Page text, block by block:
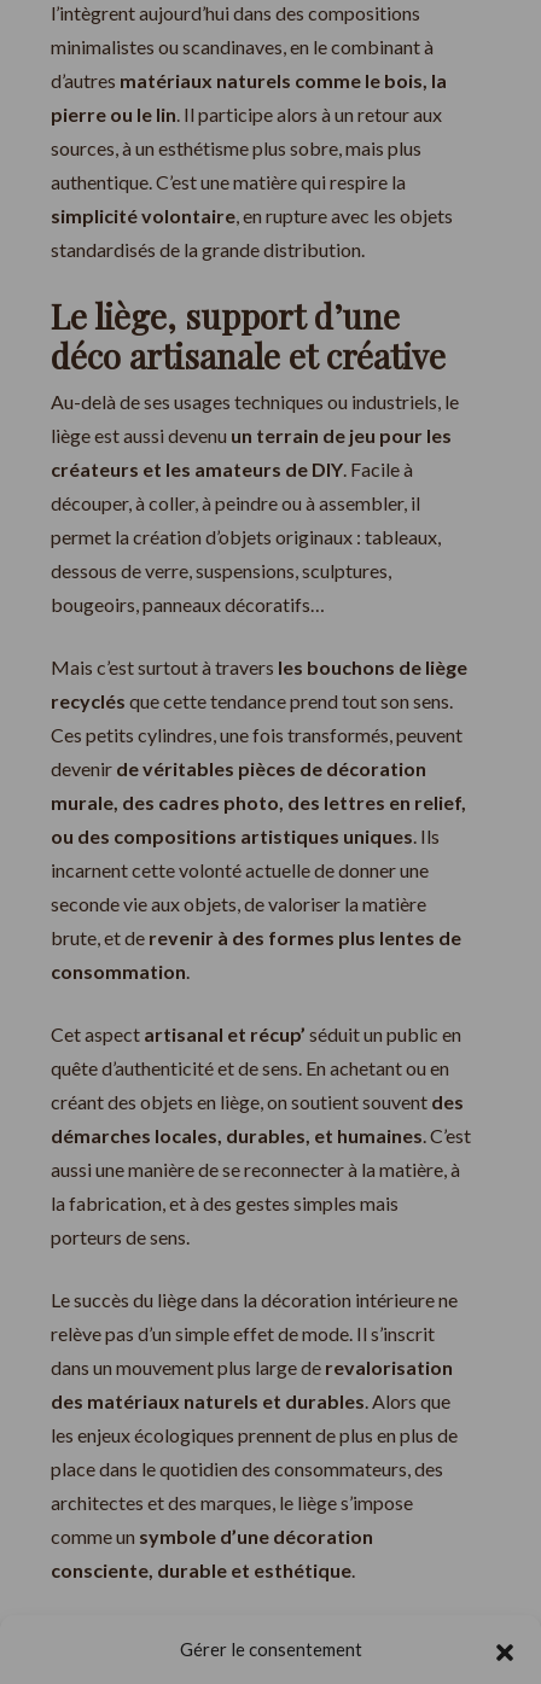
Gérer le consentement
l’intègrent aujourd’hui dans des compositions
minimalistes ou scandinaves, en le combinant à
d’autres matériaux naturels comme le bois, la
pierre ou le lin. Il participe alors à un retour aux
sources, à un esthétisme plus sobre, mais plus
authentique. C’est une matière qui respire la
simplicité volontaire, en rupture avec les objets
standardisés de la grande distribution.
Le liège, support d’une
déco artisanale et créative
Au-delà de ses usages techniques ou industriels, le
liège est aussi devenu un terrain de jeu pour les
créateurs et les amateurs de DIY. Facile à
découper, à coller, à peindre ou à assembler, il
permet la création d’objets originaux : tableaux,
dessous de verre, suspensions, sculptures,
bougeoirs, panneaux décoratifs…
Mais c’est surtout à travers les bouchons de liège
recyclés que cette tendance prend tout son sens.
Ces petits cylindres, une fois transformés, peuvent
devenir de véritables pièces de décoration
murale, des cadres photo, des lettres en relief,
ou des compositions artistiques uniques. Ils
incarnent cette volonté actuelle de donner une
seconde vie aux objets, de valoriser la matière
brute, et de revenir à des formes plus lentes de
consommation.
Cet aspect artisanal et récup’ séduit un public en
quête d’authenticité et de sens. En achetant ou en
créant des objets en liège, on soutient souvent des
démarches locales, durables, et humaines. C’est
aussi une manière de se reconnecter à la matière, à
la fabrication, et à des gestes simples mais
porteurs de sens.
Le succès du liège dans la décoration intérieure ne
relève pas d’un simple effet de mode. Il s’inscrit
dans un mouvement plus large de revalorisation
des matériaux naturels et durables. Alors que
les enjeux écologiques prennent de plus en plus de
place dans le quotidien des consommateurs, des
architectes et des marques, le liège s’impose
comme un symbole d’une décoration
consciente, durable et esthétique.